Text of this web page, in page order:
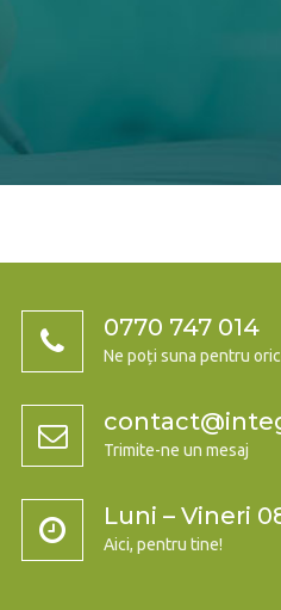
0770 747 014
Ne poți suna pentru
Trimite-ne un mesaj
Luni – Vineri
Aici, pentru tine!